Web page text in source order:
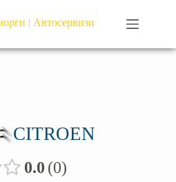
| Автосервизи
CITROEN
0.0 0